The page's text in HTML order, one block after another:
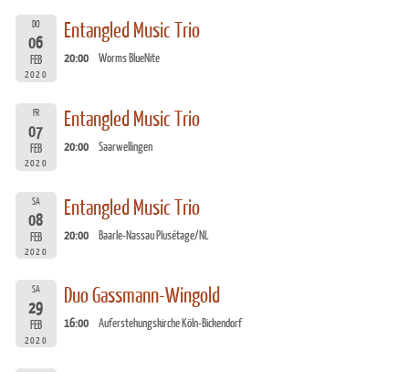
DO
06
FEB
2020
Entangled Music Trio
20:00 Worms BlueNite
FR
07
FEB
2020
Entangled Music Trio
20:00 Saarwellingen
SA
08
FEB
2020
Entangled Music Trio
20:00 Baarle-Nassau Plusétage/NL
SA
29
FEB
2020
Duo Gassmann-Wingold
16:00 Auferstehungskirche Köln-Bickendorf